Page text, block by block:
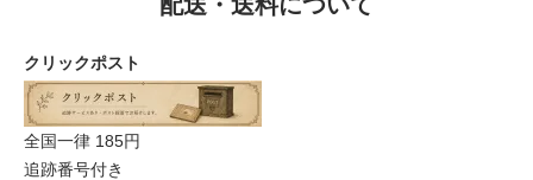
クリックポスト
全国一律 185円
追跡番号付き